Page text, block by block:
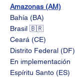
Amazonas (AM)
Bahía (BA)
Brasil 🇧🇷
Ceará (CE)
Distrito Federal (DF)
En implementación
Espíritu Santo (ES)